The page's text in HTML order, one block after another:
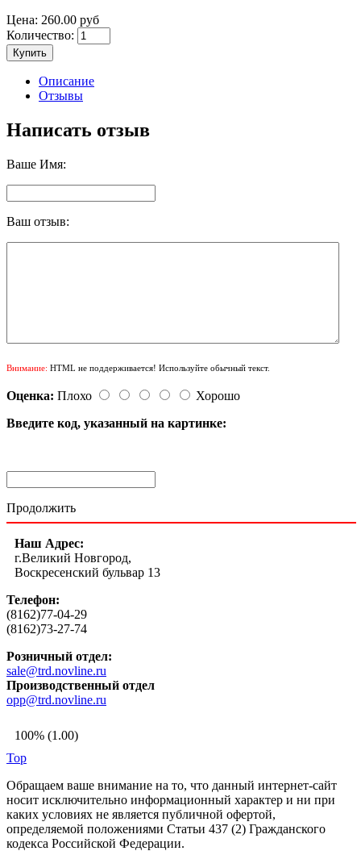
Цена: 260.00 руб
Количество:
Купить
Описание
Отзывы
Написать отзыв
Ваше Имя:
Ваш отзыв:
Внимание: HTML не поддерживается! Используйте обычный текст.
Оценка: Плохо
Хорошо
Введите код, указанный на картинке:
Продолжить
Наш Адрес:
г.Великий Новгород,
Воскресенский бульвар 13
Телефон:
(8162)77-04-29
(8162)73-27-74
Розничный отдел:
sale@trd.novline.ru
Производственный отдел
opp@trd.novline.ru
100% (1.00)
Top
Обращаем ваше внимание на то, что данный интернет-сайт
носит исключительно информационный характер и ни при
каких условиях не является публичной офертой,
определяемой положениями Статьи 437 (2) Гражданского
кодекса Российской Федерации.